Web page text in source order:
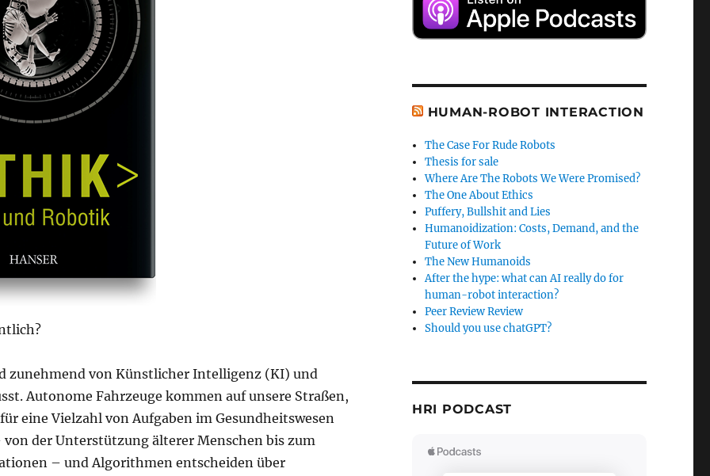
zunehmend von Künstlicher Intelligenz (KI) und
Autonome Fahrzeuge kommen auf unsere Straßen,
eine Vielzahl von Aufgaben im Gesundheitswesen
von der Unterstützung älterer Menschen bis zum
– und Algorithmen entscheiden über
HUMAN-ROBOT INTERACTION
The Case For Rude Robots
Thesis for sale
Where Are The Robots We Were Promised?
The One About Ethics
Puffery, Bullshit and Lies
Humanoidization: Costs, Demand, and the
Future of Work
The New Humanoids
After the hype: what can AI really do for
human-robot interaction?
Peer Review Review
Should you use chatGPT?
HRI PODCAST